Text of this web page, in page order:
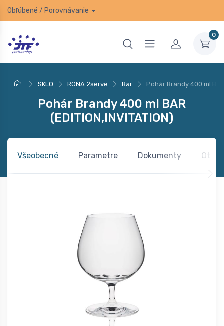
Obľúbené / Porovnávanie
0
SKLO RONA 2serve Bar Pohár Brandy 400 ml BAR
Pohár Brandy 400 ml BAR
(EDITION,INVITATION)
Všeobecné Parametre Dokumenty